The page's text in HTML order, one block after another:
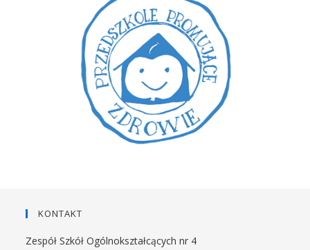
KONTAKT
Zespół Szkół Ogólnokształcących nr 4